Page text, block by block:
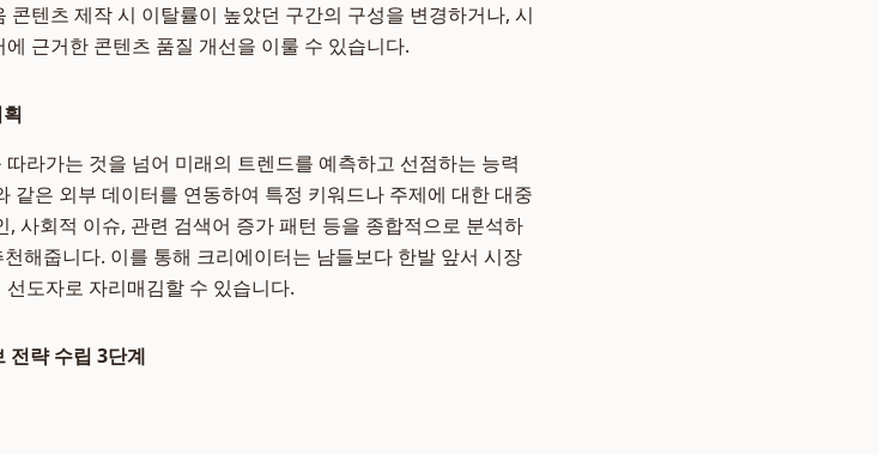
텐츠 제작 시 이탈률이 높았던 구간의 구성을 변경하거나, 시
근거한 콘텐츠 품질 개선을 이룰 수 있습니다.
라가는 것을 넘어 미래의 트렌드를 예측하고 선점하는 능력
같은 외부 데이터를 연동하여 특정 키워드나 주제에 대한 대중
사회적 이슈, 관련 검색어 증가 패턴 등을 종합적으로 분석하
해줍니다. 이를 통해 크리에이터는 남들보다 한발 앞서 시장
도자로 자리매김할 수 있습니다.
전략 수립 3단계